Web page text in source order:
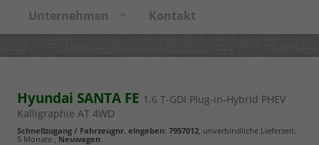
Unternehmen Kontakt
Hyundai SANTA FE 1.6 T-GDI Plug-in-Hybrid PHEV
Kalligraphie AT 4WD
Schnellzugang / Fahrzeugnr. eingeben: 7957012 , unverbindliche Lieferzeit:
5 Monate,Neuwagen